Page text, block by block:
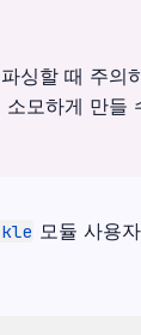
싱할 때 주의
모하게 만들
모듈 사용